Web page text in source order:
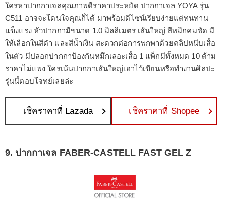
ใครหาปากกาเจลคุณภาพดีราคาประหยัด ปากกาเจล YOYA รุ่น
C511 อาจจะโดนใจคุณก็ได้ มาพร้อมดีไซน์เรียบง่ายแต่ทนทาน
แข็งแรง หัวปากกามีขนาด 1.0 มิลลิเมตร เส้นใหญ่ สีหมึกคมชัด มี
ให้เลือกในสีดำ และสีน้ำเงิน สะดวกต่อการพกพาด้วยคลิปหนีบเสื้อ
ในตัว มีปลอกปากกาป้องกันหมึกเลอะเสื้อ 1 แพ็กมีทั้งหมด 10 ด้าม
ราคาไม่แพง ใครเน้นปากกาเส้นใหญ่เอาไว้เขียนหรือทำงานศิลปะ
รุ่นนี้ตอบโจทย์เลยล่ะ
เช็คราคาที่ Lazada เช็คราคาที่ Shopee
9. ปากกาเจล FABER-CASTELL FAST GEL Z